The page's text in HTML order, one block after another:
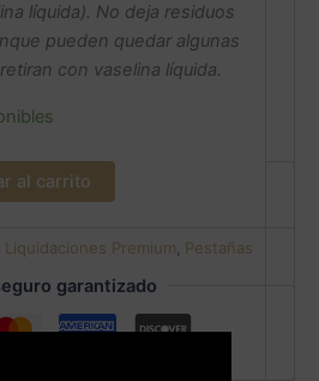
líquida). No deja residuos
pueden quedar algunas
con vaselina líquida.
al carrito
Liquidaciones Premium, Pestañas
garantizado